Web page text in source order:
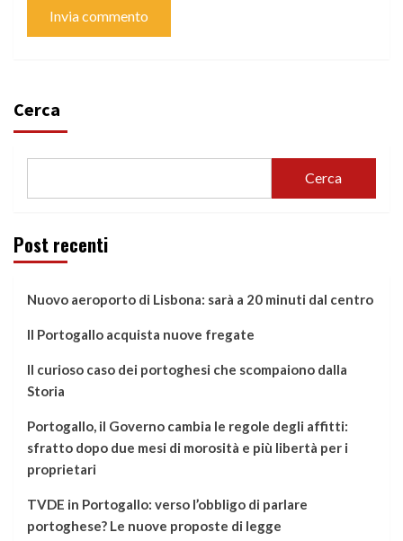
Cerca
Cerca
Post recenti
Nuovo aeroporto di Lisbona: sarà a 20 minuti dal centro
Il Portogallo acquista nuove fregate
Il curioso caso dei portoghesi che scompaiono dalla
Storia
Portogallo, il Governo cambia le regole degli affitti:
sfratto dopo due mesi di morosità e più libertà per i
proprietari
TVDE in Portogallo: verso l’obbligo di parlare
portoghese? Le nuove proposte di legge